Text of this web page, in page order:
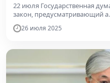
22 июля Государственная
закон, предусматривающий
26 июля 2025